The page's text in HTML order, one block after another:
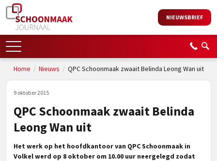
NIEUWSBRIEF
Home / Nieuws / QPC Schoonmaak zwaait Belinda Leong Wan uit
9 oktober 2015
QPC Schoonmaak zwaait Belinda
Leong Wan uit
Het werk op het hoofdkantoor van QPC Schoonmaak in
Volkel werd op 8 oktober om 10.00 uur neergelegd zodat